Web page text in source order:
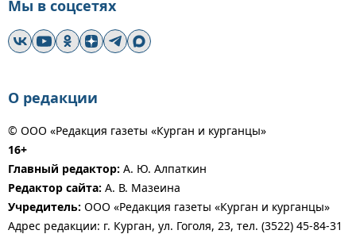
Мы в соцсетях
О редакции
© ООО «Редакция газеты «Курган и курганцы»
16+
Главный редактор: А. Ю. Алпаткин
Редактор сайта: А. В. Мазеина
Учредитель: ООО «Редакция газеты «Курган и курганцы»
Адрес редакции: г. Курган, ул. Гоголя, 23, тел. (3522) 45-84-31